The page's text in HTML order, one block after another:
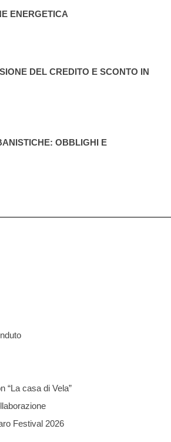
ENERGETICA
DEL CREDITO E SCONTO IN
OBBLIGHI E
“La casa di Vela”
Festival 2026